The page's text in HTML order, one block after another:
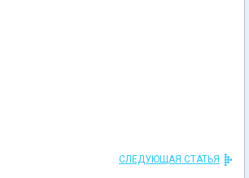
СЛЕДУЮЩАЯ СТАТЬЯ